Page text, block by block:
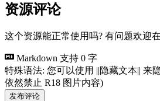
资源评论
这个资源能正常使用吗? 有问题欢迎
Markdown 支持 0 字
特殊语法: 您可以使用 ||隐藏文本|| 来
依然禁止 R18 图片内容)
发布评论